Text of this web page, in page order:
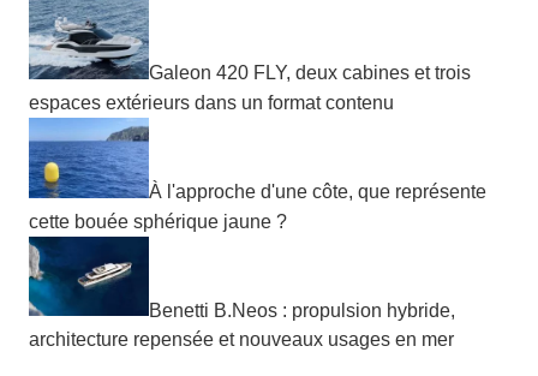
Galeon 420 FLY, deux cabines et trois
espaces extérieurs dans un format contenu
À l'approche d'une côte, que représente
cette bouée sphérique jaune ?
Benetti B.Neos : propulsion hybride,
architecture repensée et nouveaux usages en mer